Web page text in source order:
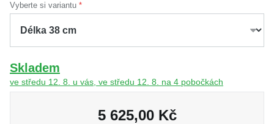
Vyberte si variantu
Skladem
ve středu 12. 8. u vás, ve středu 12. 8. na 4 pobočkách
5 625,00 Kč